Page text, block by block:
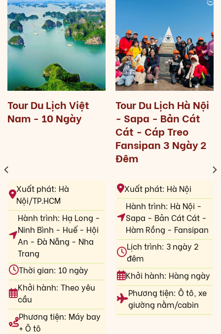
Tour Du Lịch Việt
Nam - 10 Ngày
Xuất phát: Hà
Nội/TP.HCM
Hành trình: Hạ Long -
Ninh Bình - Huế - Hội
An - Đà Nẵng - Nha
Trang
Thời gian: 10 ngày
Khởi hành: Theo yêu
cầu
Phương tiện: Máy bay
+ Ô tô
Tour Du Lịch Hà Nội
- Sapa - Bản Cát
Cát - Cáp Treo
Fansipan 3 Ngày 2
Đêm
Xuất phát: Hà Nội
Hành trình: Hà Nội -
Sapa - Bản Cát Cát -
Hàm Rồng - Fansipan
Lịch trình: 3 ngày 2
đêm
Khởi hành: Hàng ngày
Phương tiện: Ô tô, xe
giường nằm/cabin